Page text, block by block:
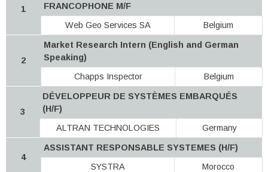
1
FRANCOPHONE M/F
Web Geo Services SA
Belgium
2
Market Research Intern (English and German
Speaking)
Chapps Inspector
Belgium
3
DÉVELOPPEUR DE SYSTÈMES EMBARQUÉS
(H/F)
ALTRAN TECHNOLOGIES
Germany
4
ASSISTANT RESPONSABLE SYSTEMES (H/F)
SYSTRA
Morocco